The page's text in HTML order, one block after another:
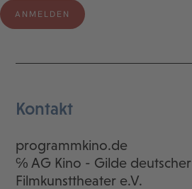
Kontakt
programmkino.de
℅ AG Kino - Gilde deutscher
Filmkunsttheater e.V.